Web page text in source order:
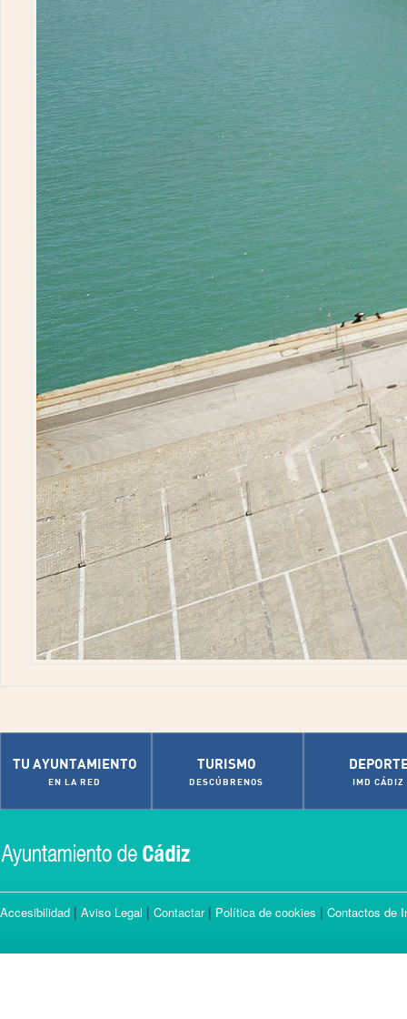
TU AYUNTAMIENTO
EN LA RED
TURISMO
DESCÚBRENOS IMD CÁDIZ
Accesibilidad | Aviso Legal | Contactar| Política de cookies | Contactos de